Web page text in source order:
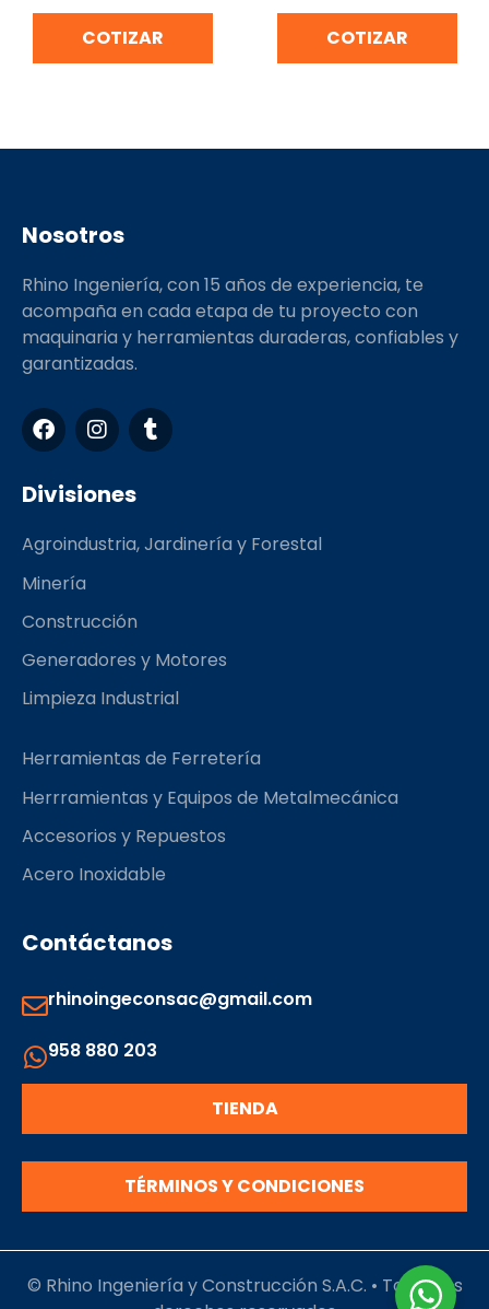
COTIZAR COTIZAR
Nosotros
Rhino Ingeniería, con 15 años de experiencia, te
acompaña en cada etapa de tu proyecto con
maquinaria y herramientas duraderas, confiables y
garantizadas.
F
a
c
e
b
o
I
n
s
t
a
r
T
u
m
Divisiones
Agroindustria, Jardinería y Forestal
Minería
Construcción
Generadores y Motores
Limpieza Industrial
Herramientas de Ferretería
Herrramientas y Equipos de Metalmecánica
Accesorios y Repuestos
Acero Inoxidable
Contáctanos
rhinoingeconsac@gmail.com
958 880 203
TIENDA
TÉRMINOS Y CONDICIONES
© Rhino Ingeniería y Construcción S.A.C. • Todos los